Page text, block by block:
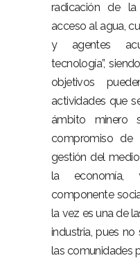
radicación de
acceso al agua,
y agentes
tecnología”,
objetivos
actividades que
ámbito minero
compromiso de
gestión del
la economía,
componente
la vez es una de
industria, pues
las comunidades